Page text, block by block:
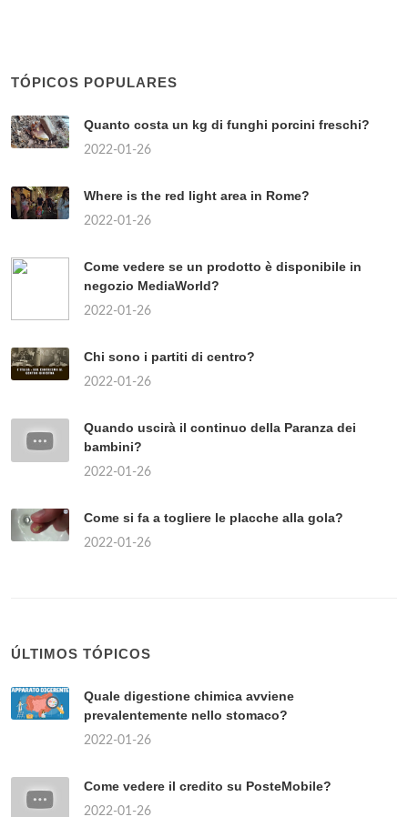
TÓPICOS POPULARES
Quanto costa un kg di funghi porcini freschi?
2022-01-26
Where is the red light area in Rome?
2022-01-26
Come vedere se un prodotto è disponibile in
negozio MediaWorld?
2022-01-26
Chi sono i partiti di centro?
2022-01-26
Quando uscirà il continuo della Paranza dei
bambini?
2022-01-26
Come si fa a togliere le placche alla gola?
2022-01-26
ÚLTIMOS TÓPICOS
Quale digestione chimica avviene
prevalentemente nello stomaco?
2022-01-26
Come vedere il credito su PosteMobile?
2022-01-26